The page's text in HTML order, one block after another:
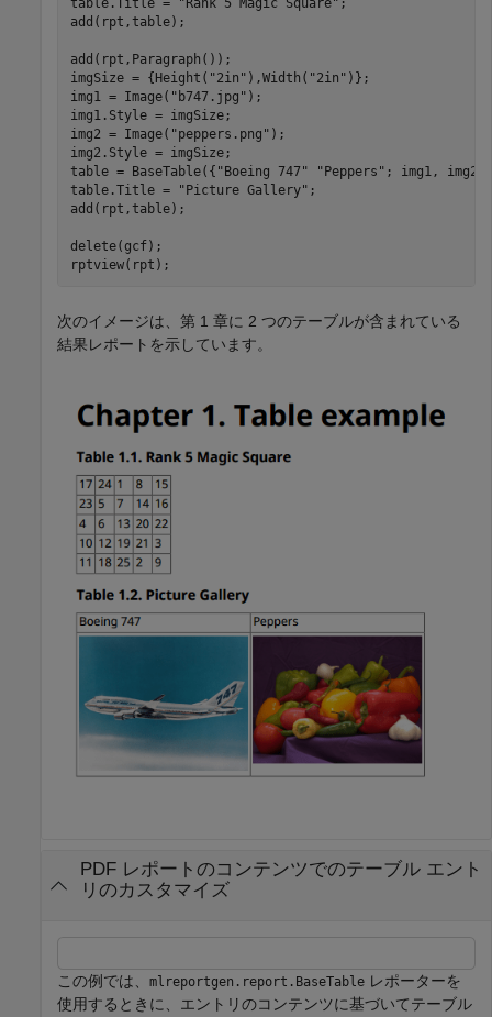
table.Title = "Rank 5 Magic Square" ;
add(rpt,table);
add(rpt,Paragraph());
imgSize = {Height( "2in" ),Width( "2in" )};
img1 = Image( "b747.jpg" );
img1.Style = imgSize;
img2 = Image( "peppers.png" );
img2.Style = imgSize;
table = BaseTable({ "Boeing 747" "Peppers" ; img1,
table.Title =
"Picture Gallery" ;
add(rpt,table);
delete(gcf);
rptview(rpt);
次のイメージは、第 1 章に 2 つのテーブルが含まれている
結果レポートを示しています。
PDF レポートのコンテンツでのテーブル エント
リのカスタマイズ
この例では、 mlreportgen.report.BaseTable レポーターを
使用するときに、エントリのコンテンツに基づいてテーブル